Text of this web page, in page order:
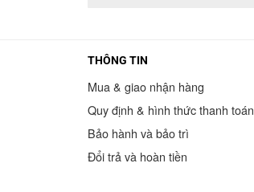
THÔNG TIN
Mua & giao nhận hàng
Quy định & hình thức thanh toán
Bảo hành và bảo trì
Đổi trả và hoàn tiền